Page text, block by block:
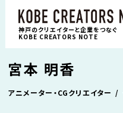
神戸のクリエイターと企業をつなぐ
KOBE CREATORS NOTE
宮本 明香
アニメーター・CGクリエイター